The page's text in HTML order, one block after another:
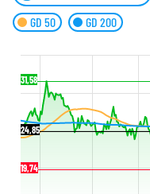
GD 50 GD 200
24,85
19,74
31,58